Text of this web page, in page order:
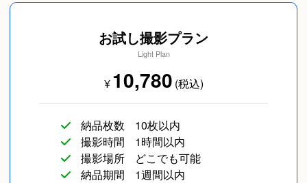
お試し撮影プラン
Light Plan
¥10,780 (税込)
納品枚数
10枚以内
撮影時間
1時間以内
撮影場所
どこでも可能
納品期間
1週間以内